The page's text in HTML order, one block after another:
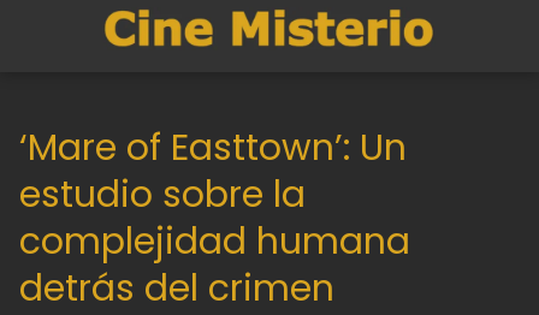
‘Mare of Easttown’: Un
estudio sobre la
complejidad humana
detrás del crimen